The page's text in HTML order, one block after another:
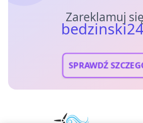
Zareklamuj
SPRAWDŹ